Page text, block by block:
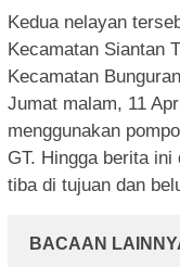
Kedua nelayan
Kecamatan Siantan
Kecamatan
Jumat malam, 11
menggunakan
GT. Hingga berita
tiba di tujuan dan
BACAAN